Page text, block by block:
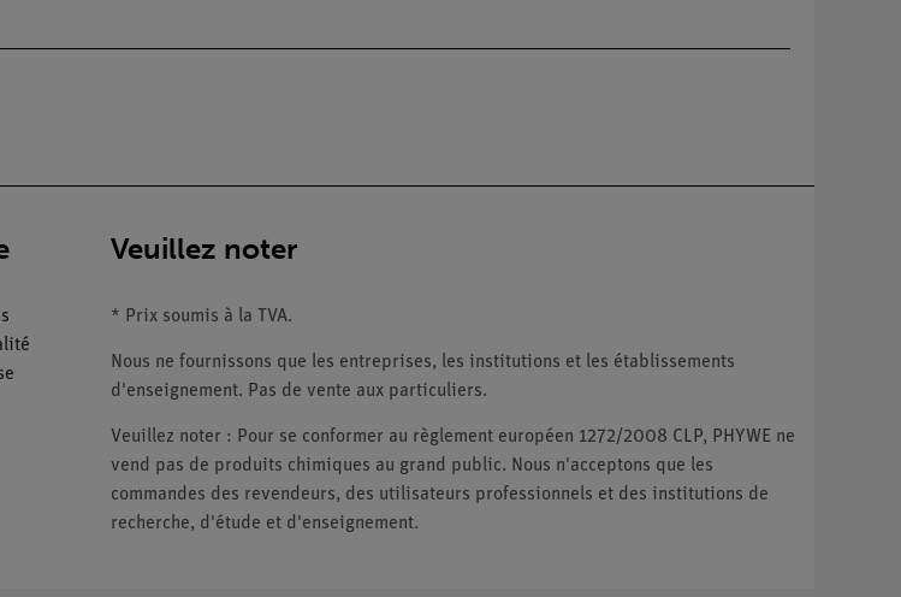
Veuillez noter
* Prix soumis à la TVA.
Nous ne fournissons que les entreprises, les institutions et les établissements
d'enseignement. Pas de vente aux particuliers.
Veuillez noter : Pour se conformer au règlement européen 1272/2008 CLP, PHYWE ne
vend pas de produits chimiques au grand public. Nous n'acceptons que les
commandes des revendeurs, des utilisateurs professionnels et des institutions de
recherche, d'étude et d'enseignement.